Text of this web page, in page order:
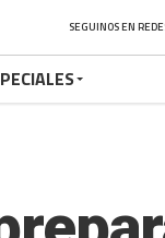
SEGUINOS EN